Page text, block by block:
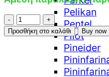
Pelikan
Pentel
Pilot
Pineider
LAMY
paper
Softcover
σημειωματάριο
Προσθήκη στο καλάθι Buy now